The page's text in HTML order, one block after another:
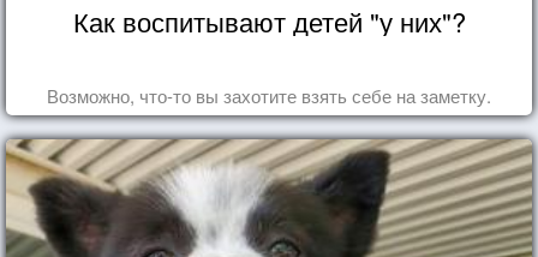
Как воспитывают детей "у них"?
Возможно, что-то вы захотите взять себе на заметку.